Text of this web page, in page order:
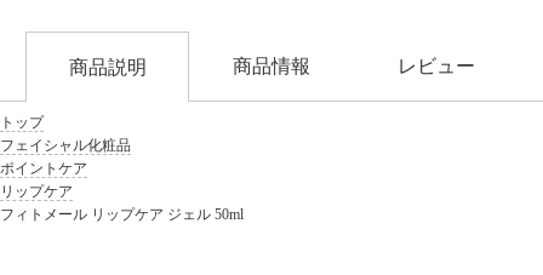
トップ
フェイシャル化粧品
ポイントケア
リップケア
フィトメール リップケア ジェル 50ml
商品説明 商品情報 レビュー